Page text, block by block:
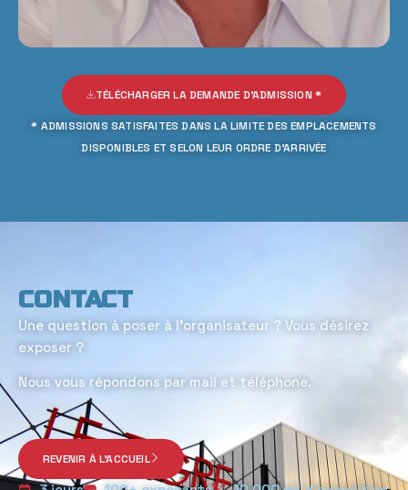
TÉLÉCHARGER LA DEMANDE D'ADMISSION *
* ADMISSIONS SATISFAITES DANS LA LIMITE DES EMPLACEMENTS
DISPONIBLES ET SELON LEUR ORDRE D’ARRIVÉE
CONTACT
Une question à poser à l’organisateur ? Vous désirez
exposer ?
Nous vous répondons par mail et téléphone.
REVENIR À L'ACCUEIL